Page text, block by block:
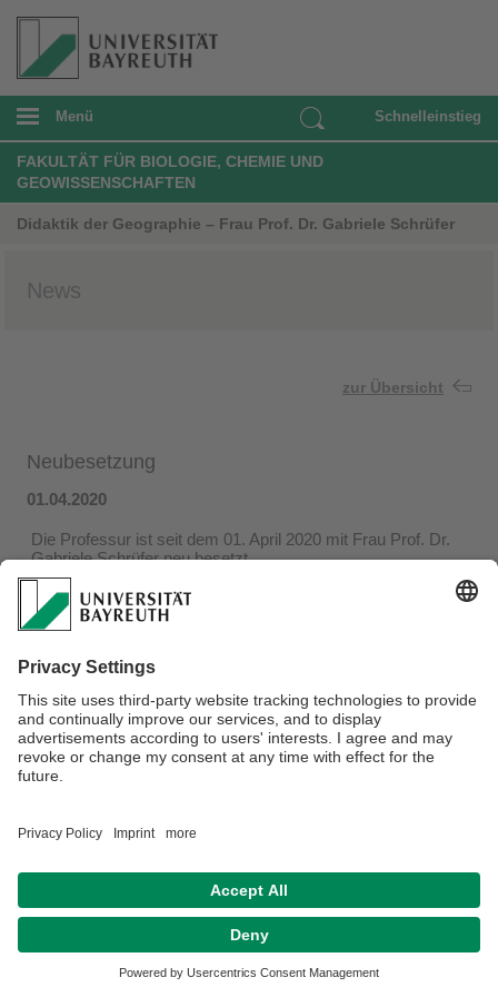
Menü Schnelleinstieg
FAKULTÄT FÜR BIOLOGIE, CHEMIE UND
GEOWISSENSCHAFTEN
Didaktik der Geographie – Frau Prof. Dr. Gabriele Schrüfer
News
zur Übersicht
Neubesetzung
01.04.2020
Die Professur ist seit dem 01. April 2020 mit Frau Prof. Dr.
Gabriele Schrüfer neu besetzt.
Datenschutz / Disclaimer Impressum Hausordnung
Sitemap
Kontakt
Barrierefreiheitserklärung